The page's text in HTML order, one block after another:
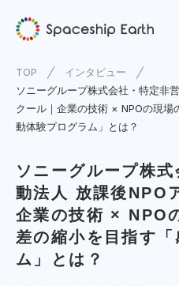
TOP
インタビュー
ソニーグループ株式会社・特定非
クール｜企業の技術 × NPOの現場
動体験プログラム」とは？
ソニーグループ株
動法人 放課後NPO
企業の技術 × NPO
差の縮小を目指す
ム」とは？